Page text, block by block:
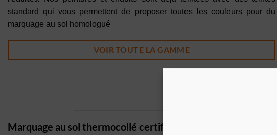
standard qui vous permettent de proposer toutes les couleurs pour du
marquage au sol homologué
VOIR TOUTE LA GAMME
Marquage au sol thermocollé certifié